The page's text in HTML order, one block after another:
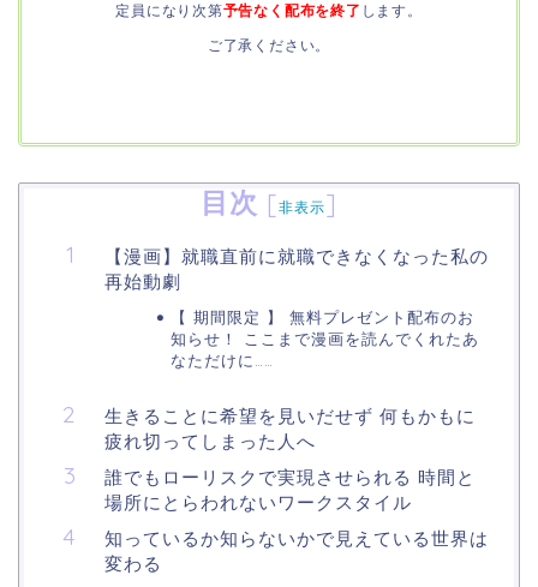
定員になり次第予告なく配布を終了 します。
ご了承ください。
目次 [非表示]
【漫画】就職直前に就職できなくなった私の
再始動劇
【 期間限定 】 無料プレゼント配布のお
知らせ！ ここまで漫画を読んでくれたあ
なただけに……
生きることに希望を見いだせず 何もかもに
疲れ切ってしまった人へ
誰でもローリスクで実現させられる 時間と
場所にとらわれないワークスタイル
知っているか知らないかで見えている世界は
変わる